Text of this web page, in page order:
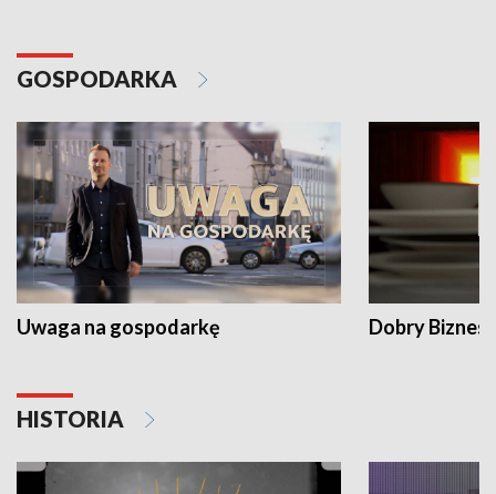
GOSPODARKA
Uwaga na gospodarkę Dobry Biznes
HISTORIA